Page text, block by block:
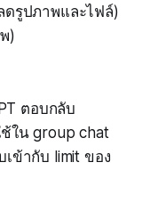
ดรูปภาพและไฟล์)
)
ตอบกลับ
ใน group chat
ข้ากับ limit ของ